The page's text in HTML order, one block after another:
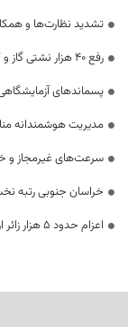
تشدید نظارت‌ها و
رفع 40 هزار نشتی گاز و کشف 76 مورد سرقت گاز در چهار ماهه نخست سال
پسماندهای
مدیریت هوشمندانه
سرعت‌های غیرمجاز و
خراسان جنوبی رتبه
اعزام حدود 5 هزار زائر اربعین از خراسان جنوبی؛ بازگشت‌ها آغاز شد